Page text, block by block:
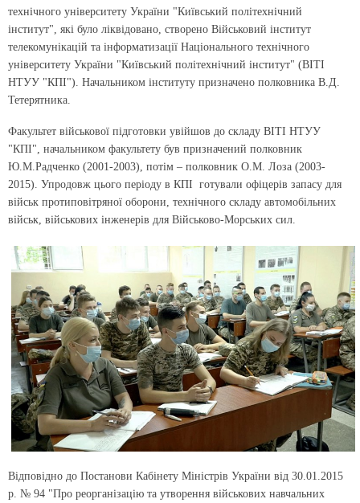
технічного університету України "Київський політехнічний
інститут", які було ліквідовано, створено Військовий інститут
телекомунікацій та інформатизації Національного технічного
університету України "Київський політехнічний інститут" (ВІТІ
НТУУ "КПІ"). Начальником інституту призначено полковника В.Д.
Тетерятника.
Факультет військової підготовки увійшов до складу ВІТІ НТУУ
"КПІ", начальником факультету був призначений полковник
Ю.М.Радченко (2001-2003), потім – полковник О.М. Лоза (2003-
2015). Упродовж цього періоду в КПІ готували офіцерів запасу для
військ протиповітряної оборони, технічного складу автомобільних
військ, військових інженерів для Військово-Морських сил.
Відповідно до Постанови Кабінету Міністрів України від 30.01.2015
р. № 94 "Про реорганізацію та утворення військових навчальних